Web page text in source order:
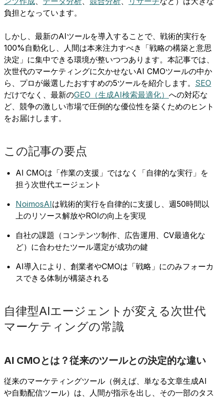
負担となっています。
しかし、最新のAIツールを導入することで、戦術的実行を
100%自動化し、人間は本来注力すべき「戦略の構築と意思
決定」に集中できる環境が整いつつあります。本記事では、
次世代のマーケティングに欠かせないAI CMOツールの中か
ら、プロが厳選したおすすめの5ツールを紹介します。 SEO
だけでなく、最新のGEO（生成AI検索最適化） への対応な
ど、競争の激しい市場で圧倒的な優位性を築くためのヒント
をお届けします。
この記事の要点
AI CMOは「作業の支援」ではなく「自律的な実行」を
担う次世代エージェント
NoimosAIは戦術的実行を自律的に支援し、週50時間以
上のリソース解放やROIの向上を実現
自社の課題（コンテンツ制作、広告運用、CV最適化な
ど）に合わせたツール選定が成功の鍵
AI導入により、創業者やCMOは「戦略」にのみフォーカ
スできる体制が構築される
自律型AIエージェントが変える次世代
マーケティングの常識
AI CMOとは？従来のツールとの決定的な違い
従来のマーケティングツール（例えば、単なる文章生成AI
や自動配信ツール）は、人間が指示を出し、その一部のタス